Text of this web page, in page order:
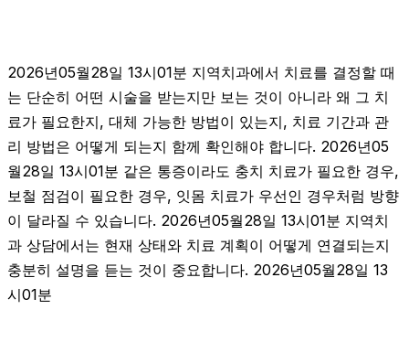
2026년05월28일 13시01분 지역치과에서 치료를 결정할 때
는 단순히 어떤 시술을 받는지만 보는 것이 아니라 왜 그 치
료가 필요한지, 대체 가능한 방법이 있는지, 치료 기간과 관
리 방법은 어떻게 되는지 함께 확인해야 합니다. 2026년05
월28일 13시01분 같은 통증이라도 충치 치료가 필요한 경우,
보철 점검이 필요한 경우, 잇몸 치료가 우선인 경우처럼 방향
이 달라질 수 있습니다. 2026년05월28일 13시01분 지역치
과 상담에서는 현재 상태와 치료 계획이 어떻게 연결되는지
충분히 설명을 듣는 것이 중요합니다. 2026년05월28일 13
시01분